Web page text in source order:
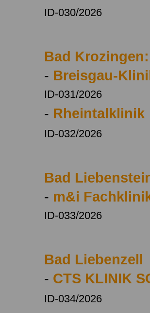
ID-030/2026
Bad Krozingen:
- Breisgau-
ID-031/2026
- Rheintalklinik
ID-032/2026
Bad
- m&i
ID-033/2026
Bad Liebenzell
- CTS KLINIK
ID-034/2026